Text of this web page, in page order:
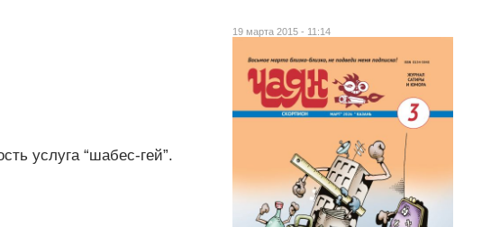
услуга “шабес-гей”.
19 марта 2015 - 11:14